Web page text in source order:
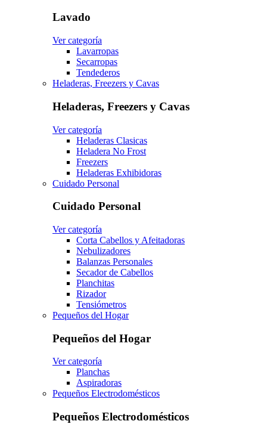
Lavado
Ver categoría
Lavarropas
Secarropas
Tendederos
Heladeras, Freezers y Cavas
Heladeras, Freezers y Cavas
Ver categoría
Heladeras Clasicas
Heladera No Frost
Freezers
Heladeras Exhibidoras
Cuidado Personal
Cuidado Personal
Ver categoría
Corta Cabellos y Afeitadoras
Nebulizadores
Balanzas Personales
Secador de Cabellos
Planchitas
Rizador
Tensiómetros
Pequeños del Hogar
Pequeños del Hogar
Ver categoría
Planchas
Aspiradoras
Pequeños Electrodomésticos
Pequeños Electrodomésticos